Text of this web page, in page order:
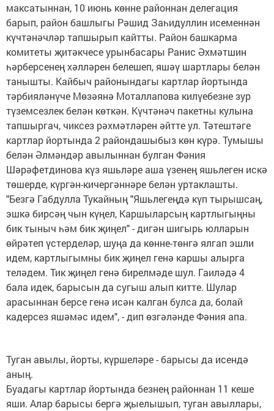
максатыннан, 10 июнь көнне районнан делегация
барып, район башлыгы Рәшид Заһидуллин исеменнән
күчтәнәчләр тапшырып кайтты. Район башкарма
комитеты җитәкчесе урынбасары Ранис Әхмәтшин
һәрберсенең хәлләрен белешеп, яшәү шартлары белән
танышты. Кайбыч районындагы картлар йортында
тәрбияләнүче Мөзәянә Моталлапова килүебезне зур
түземсезлек белән көткән. Күчтәнәч пакетны кулына
тапшыргач, чиксез рәхмәтләрен әйтте ул. Тәтештәге
картлар йортында 2 райондашыбыз көн күрә. Тумышы
белән Әлмәндәр авылыннан булган Фәния
Шәрәфетдинова күз яшьләре аша үзенең яшьлеген искә
төшерде, күргән-кичергәннәре белән уртаклашты.
"Безгә Габдулла Тукайның "Яшьлегеңдә күп тырышсаң,
эшкә бирсәң чын күңел, Каршыларсың картлыгыңны
бик тыныч һәм бик җиңел" - дигән шигырь юлларын
өйрәтеп үстерделәр, шуңа да көнне-төнгә ялгап эшли
идем, картлыгымны бик җиңел генә каршы алырга
теләдем. Тик җиңел генә бирелмәде шул. Гаиләдә 4
бала идек, барысын да сугыш алып китте. Шулар
арасыннан берсе генә исән калган булса да, болай
кадерсез яшәмәс идем", - дип өзгәләнде Фәния апа.
Туган авылы, йорты, күршеләре - барысы да исендә
аның.
Буадагы картлар йортында безнең районнан 11 кеше
яши. Алар барысы бергә җыелышып, туган авыллары,